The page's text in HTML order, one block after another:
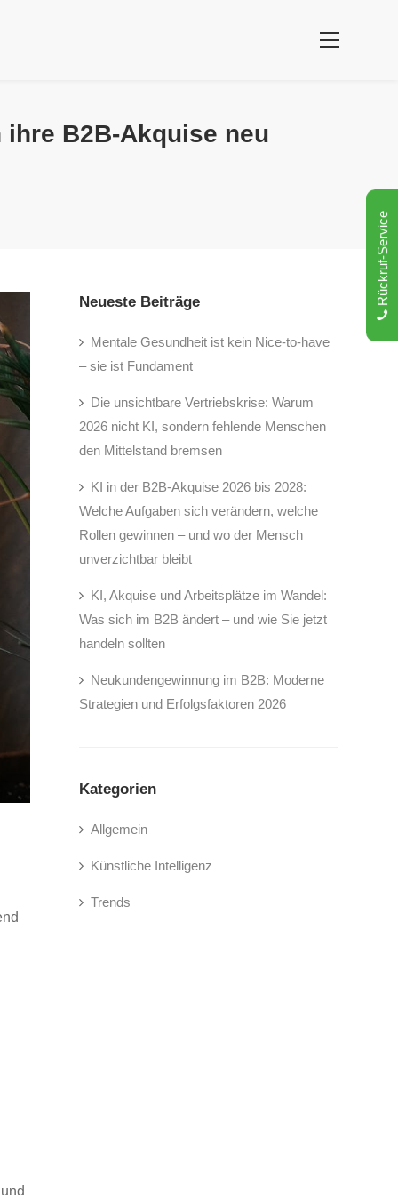
B2B-Akquise neu
Neueste Beiträge
Mentale Gesundheit ist kein Nice-to-have
– sie ist Fundament
Die unsichtbare Vertriebskrise: Warum
2026 nicht KI, sondern fehlende Menschen
den Mittelstand bremsen
KI in der B2B-Akquise 2026 bis 2028:
Welche Aufgaben sich verändern, welche
Rollen gewinnen – und wo der Mensch
unverzichtbar bleibt
KI, Akquise und Arbeitsplätze im Wandel:
Was sich im B2B ändert – und wie Sie jetzt
handeln sollten
Neukundengewinnung im B2B: Moderne
Strategien und Erfolgsfaktoren 2026
Kategorien
Allgemein
Künstliche Intelligenz
Trends
Rückruf-Service